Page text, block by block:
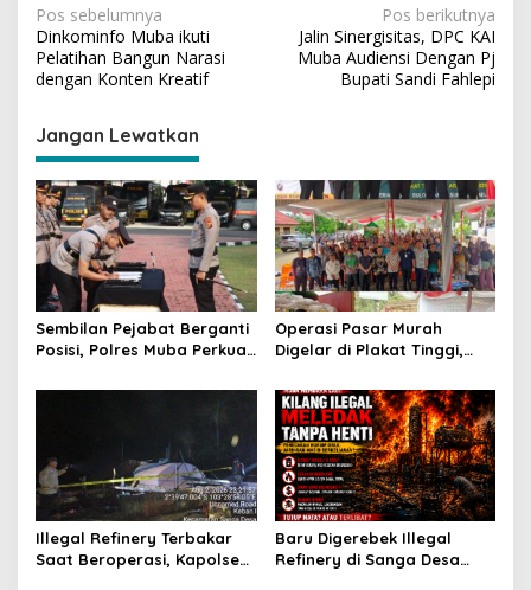
N
a
v
i
g
a
s
i
p
o
s
Pos sebelumnya
Dinkominfo Muba ikuti
Pelatihan Bangun Narasi
dengan Konten Kreatif
Pos berikutnya
Jalin Sinergisitas, DPC KAI
Muba Audiensi Dengan Pj
Bupati Sandi Fahlepi
Jangan Lewatkan
Sembilan Pejabat Berganti
Posisi, Polres Muba Perkuat
Presisi
Operasi Pasar Murah
Digelar di Plakat Tinggi,
Subsidi untuk Ringankan
Beban Warga
Illegal Refinery Terbakar
Saat Beroperasi, Kapolsek
Baru Digerebek Illegal
Refinery di Sanga Desa